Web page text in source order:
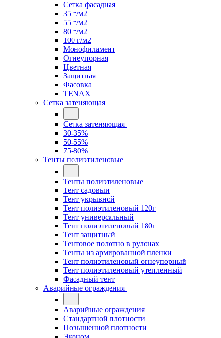
Сетка фасадная
35 г/м2
55 г/м2
80 г/м2
100 г/м2
Монофиламент
Огнеупорная
Цветная
Защитная
Фасовка
TENAX
Сетка затеняющая
Сетка затеняющая
30-35%
50-55%
75-80%
Тенты полиэтиленовые
Тенты полиэтиленовые
Тент садовый
Тент укрывной
Тент полиэтиленовый 120г
Тент универсальный
Тент полиэтиленовый 180г
Тент защитный
Тентовое полотно в рулонах
Тенты из армированной пленки
Тент полиэтиленовый огнеупорный
Тент полиэтиленовый утепленный
Фасадный тент
Аварийные ограждения
Аварийные ограждения
Стандартной плотности
Повышенной плотности
Эконом